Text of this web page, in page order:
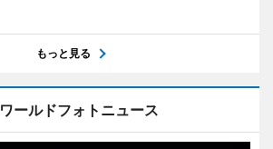
もっと見る
ワールドフォトニュース